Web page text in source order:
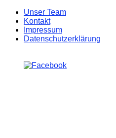
Unser Team
Kontakt
Impressum
Datenschutzerklärung